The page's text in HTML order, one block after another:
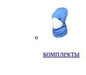
комплекты